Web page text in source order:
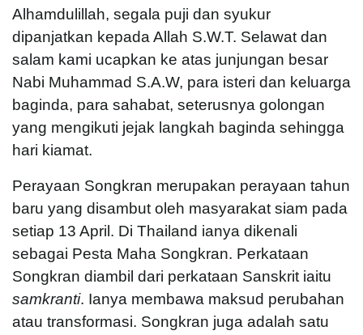
Alhamdulillah, segala puji dan syukur
dipanjatkan kepada Allah S.W.T. Selawat dan
salam kami ucapkan ke atas junjungan besar
Nabi Muhammad S.A.W, para isteri dan keluarga
baginda, para sahabat, seterusnya golongan
yang mengikuti jejak langkah baginda sehingga
hari kiamat.
Perayaan Songkran merupakan perayaan tahun
baru yang disambut oleh masyarakat siam pada
setiap 13 April. Di Thailand ianya dikenali
sebagai Pesta Maha Songkran. Perkataan
Songkran diambil dari perkataan Sanskrit iaitu
samkranti. Ianya membawa maksud perubahan
atau transformasi. Songkran juga adalah satu